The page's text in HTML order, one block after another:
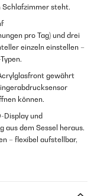
steht.
pro Tag) und drei
einzeln einstellen –
gewährt
können.
Display und
aus dem Sessel heraus.
– flexibel aufstellbar,